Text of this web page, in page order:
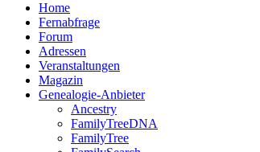
Home
Fernabfrage
Forum
Adressen
Veranstaltungen
Magazin
Genealogie-Anbieter
Ancestry
FamilyTreeDNA
FamilyTree